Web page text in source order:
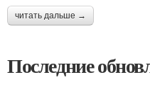
читать дальше →
Последние